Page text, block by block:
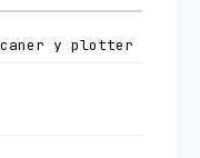
y plotter